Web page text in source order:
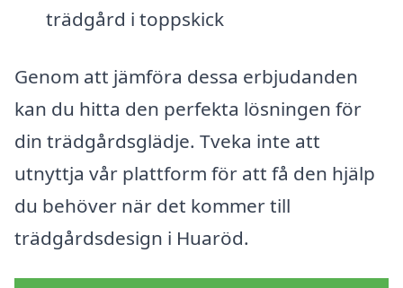
trädgård i toppskick
Genom att jämföra dessa erbjudanden
kan du hitta den perfekta lösningen för
din trädgårdsglädje. Tveka inte att
utnyttja vår plattform för att få den hjälp
du behöver när det kommer till
trädgårdsdesign i Huaröd.